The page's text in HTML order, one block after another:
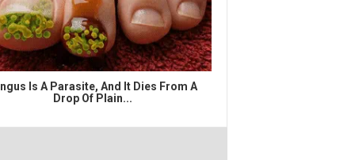
Is A Parasite, And It Dies From A
Drop Of Plain...